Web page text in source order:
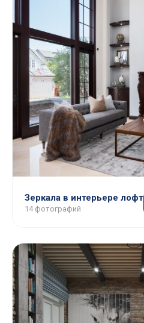
Зеркала в интерьере лофт
14 фотографий